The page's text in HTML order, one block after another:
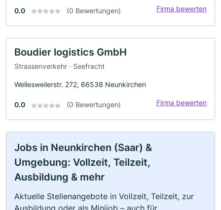
0.0 (0 Bewertungen) Firma bewerten
Boudier logistics GmbH
Strassenverkehr · Seefracht
Wellesweilerstr. 272, 66538 Neunkirchen
0.0 (0 Bewertungen) Firma bewerten
Jobs in Neunkirchen (Saar) &
Umgebung: Vollzeit, Teilzeit,
Ausbildung & mehr
Aktuelle Stellenangebote in Vollzeit, Teilzeit, zur